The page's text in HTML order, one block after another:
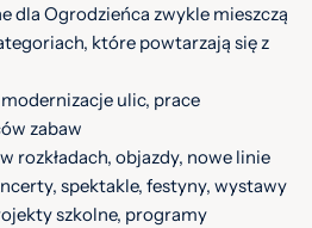
dla Ogrodzieńca zwykle mieszczą
które powtarzają się z
ulic, prace
zabaw
rozkładach, objazdy, nowe linie
spektakle, festyny, wystawy
szkolne, programy